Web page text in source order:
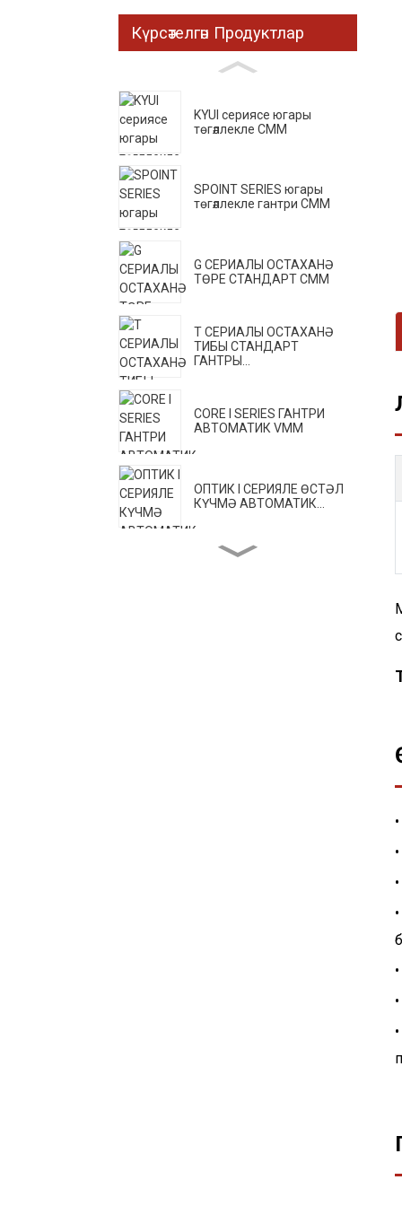
Күрсәтелгән Продуктлар
KYUI сериясе югары
төгәллекле CMM
SPOINT SERIES югары
төгәллекле гантри CMM
G СЕРИАЛЫ ОСТАХАНӘ
ТӨРЕ СТАНДАРТ CMM
T СЕРИАЛЫ ОСТАХАНӘ
ТИБЫ СТАНДАРТ
ГАНТРЫ...
CORE I SERIES ГАНТРИ
АВТОМАТИК VMM
ОПТИК I СЕРИЯЛЕ ӨСТӘЛ
КҮЧМӘ АВТОМАТИК...